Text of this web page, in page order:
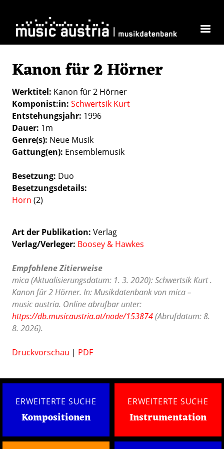
Kanon für 2 Hörner
Werktitel Kanon für 2 Hörner
Komponist:in Schwertsik Kurt
Entstehungsjahr 1996
Dauer 1m
Genre(s) Neue Musik
Gattung(en) Ensemblemusik
Besetzung Duo
Besetzungsdetails
Horn (2)
Art der Publikation Verlag
Verlag/Verleger Boosey & Hawkes
Empfohlene Zitierweise
mica (Aktualisierungsdatum: 1. 3. 2020): Schwertsik Kurt .
Kanon für 2 Hörner. In: Musikdatenbank von mica –
music austria. Online abrufbar unter:
https://db.musicaustria.at/node/153874(Abrufdatum: 8.
8. 2026).
Druckvorschau | PDF
ERWEITERTE SUCHE
Kompositionen
ERWEITERTE SUCHE
Instrumentation